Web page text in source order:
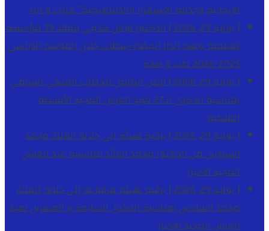
الإيجابية وجدلية الاستقرار والديناميكية”كتاب و اراء
[ يوليو 29, 2026 ]
الدكتور نوفل كديلي يتفقد 39 مؤسسة
تعليمية بجهة الدار البيضاء-سطات خلال الموسم الدراسي
2025-2026
طب و صحة
[ يوليو 29, 2026 ]
النص الكامل للخطاب الملكي السامي
بمناسبة الذكرى الـ27 لعيد العرش المجيد
الأنشطة
الملكية
[ يوليو 29, 2026 ]
برقية تهنئة الى جلالة الملك محمد
السادس من الدكتور محمد الفائد بمناسبة عيد العرش
المجيدالاخبار
[ يوليو 29, 2026 ]
برقية تهنئة مرفوعة إلى جلالة الملك
محمد السادس بمناسبة الذكرى السابعة و العشرين لعيد
العرش المجيدالاخبار